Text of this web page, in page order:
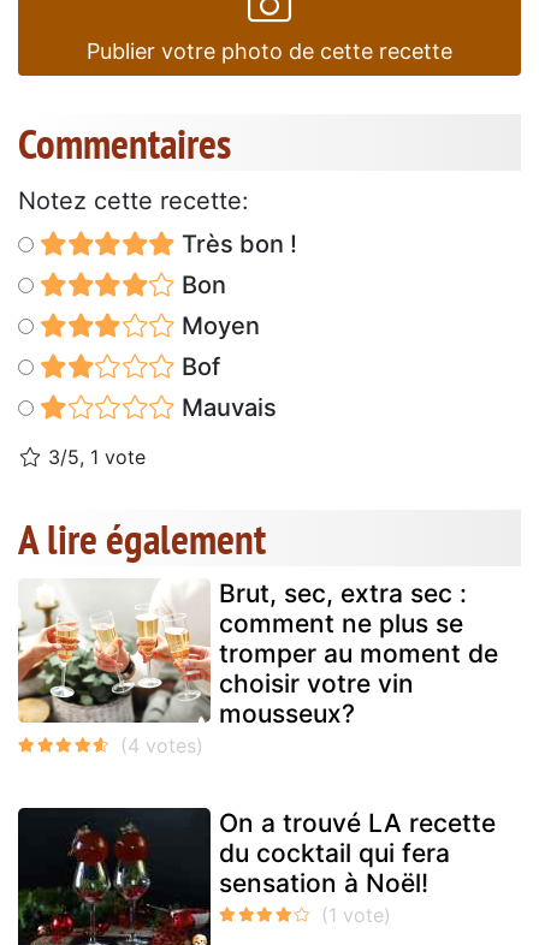
Publier votre photo de cette recette
Commentaires
Notez cette recette:
Très bon !
Bon
Moyen
Bof
Mauvais
3/5, 1 vote
A lire également
Brut, sec, extra sec :
comment ne plus se
tromper au moment de
choisir votre vin
mousseux?
On a trouvé LA recette
du cocktail qui fera
sensation à Noël!